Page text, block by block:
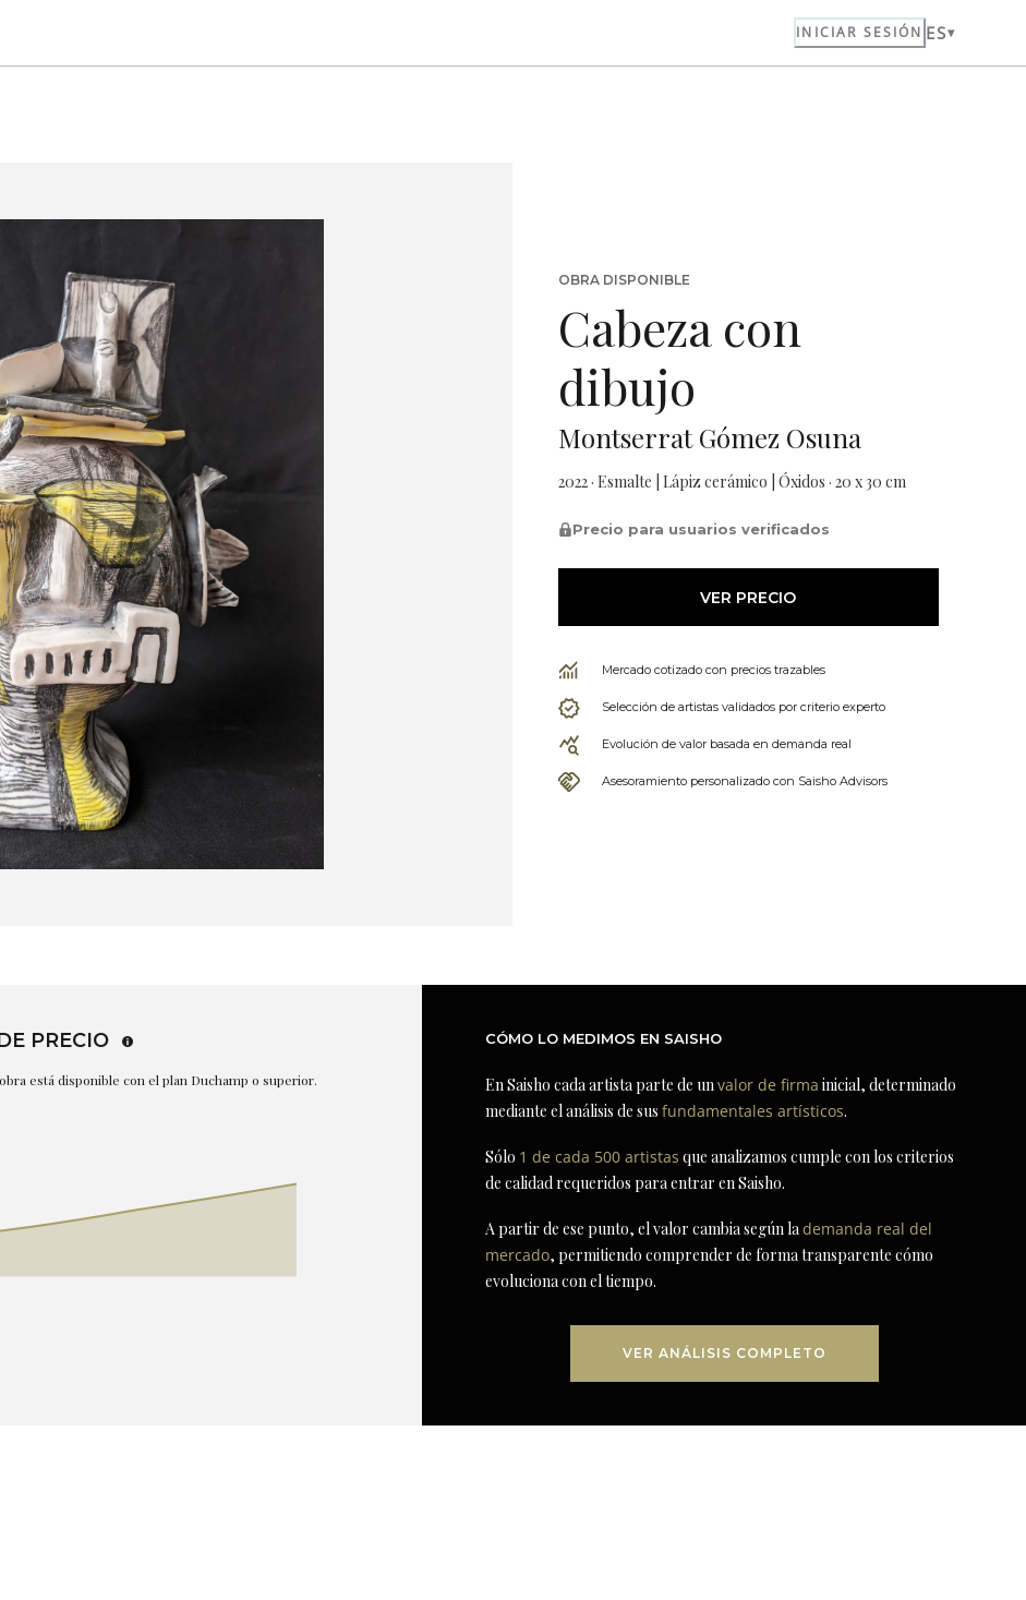
INICIAR SESIÓN ES
OBRA DISPONIBLE
Cabeza con
dibujo
Montserrat Gómez Osuna
2022 · Esmalte | Lápiz cerámico | Óxidos · 20 x 30 cm
Precio para usuarios verificados
VER PRECIO
Mercado cotizado con precios trazables
Selección de artistas validados por criterio experto
Evolución de valor basada en demanda real
Asesoramiento personalizado con Saisho Advisors
PRECIO
está disponible con el plan Duchamp o superior.
CÓMO LO MEDIMOS EN SAISHO
En Saisho cada artista parte de unvalor de firma inicial, determinado
mediante el análisis de susfundamentales artísticos.
Sólo 1 de cada 500 artistas que analizamos cumple con los criterios
de calidad requeridos para entrar en Saisho.
A partir de ese punto, el valor cambia según lademanda real del
mercado, permitiendo comprender de forma transparente cómo
evoluciona con el tiempo.
VER ANÁLISIS COMPLETO